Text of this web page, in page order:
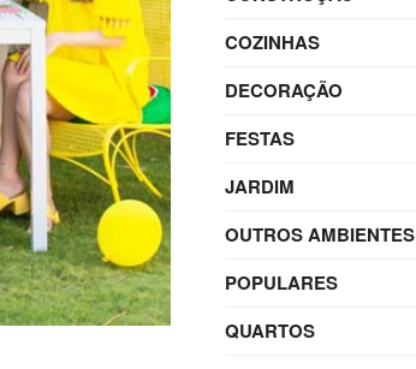
COZINHAS
DECORAÇÃO
FESTAS
JARDIM
OUTROS AMBIENTES
POPULARES
QUARTOS